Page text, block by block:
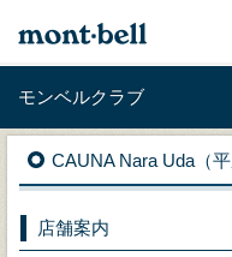
モンベルクラブ
CAUNA Nara Uda（
店舗案内